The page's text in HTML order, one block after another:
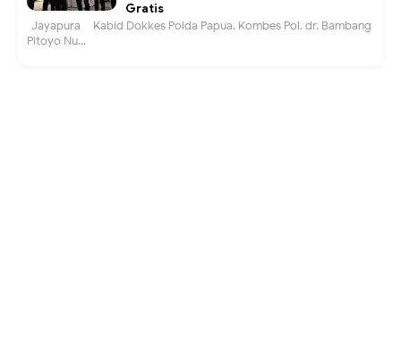
Gratis
Jayapura – Kabid Dokkes Polda Papua, Kombes Pol. dr. Bambang
Pitoyo Nu...